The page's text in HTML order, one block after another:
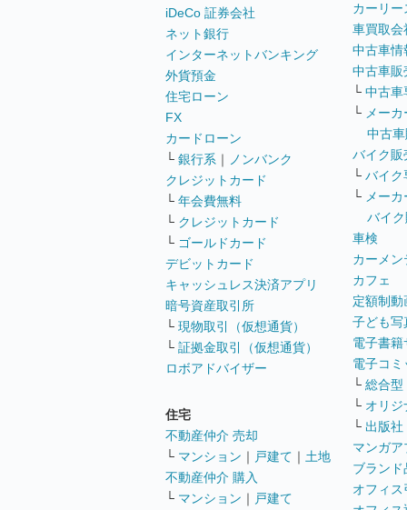
iDeCo 証券会社
ネット銀行
インターネットバンキング
外貨預金
住宅ローン
FX
カードローン
└ 銀行系 ｜
ノンバンク
クレジットカード
└ 年会費無料
└ クレジットカード
└ ゴールドカード
デビットカード
キャッシュレス決済アプリ
暗号資産取引所
└ 現物取引（仮想通貨）
└ 証拠金取引（仮想通貨）
ロボアドバイザー
住宅
不動産仲介 売却
└ マンション ｜ 戸建て ｜ 土地
不動産仲介 購入
└ マンション ｜ 戸建て
カーリー
車買取会
中古車情
中古車販
└ 中古車
└ メー
中古車
バイク販
└ バイク
└ メー
バイク
車検
カーメ
カフェ
定額制
子ども写
電子書
電子コ
└ 総合型
└ オリジ
└ 出版社
マンガ
ブラン
オフィス